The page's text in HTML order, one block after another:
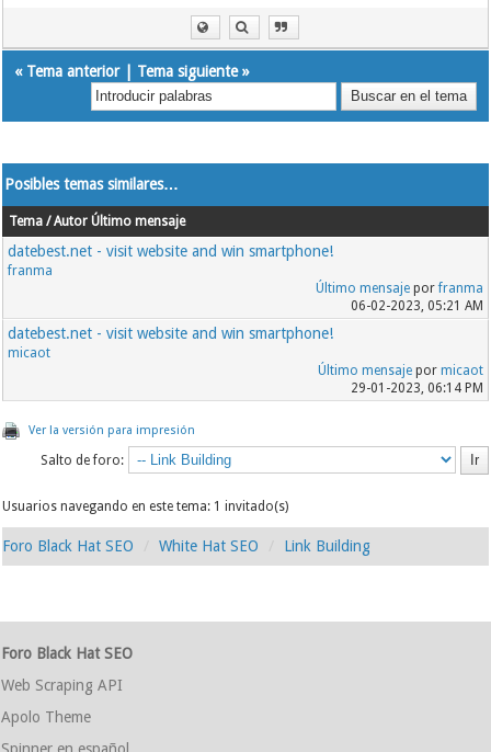
« Tema anterior| Tema siguiente»
Posibles temas similares…
Tema / Autor Último mensaje
datebest.net - visit website and win smartphone!
franma
Último mensajeporfranma
06-02-2023, 05:21 AM
datebest.net - visit website and win smartphone!
micaot
Último mensajepor micaot
29-01-2023, 06:14 PM
Ver la versión para impresión
Salto de foro:
Usuarios navegando en este tema: 1 invitado(s)
Foro Black Hat SEO White Hat SEO Link Building
Foro Black Hat SEO
Web Scraping API
Apolo Theme